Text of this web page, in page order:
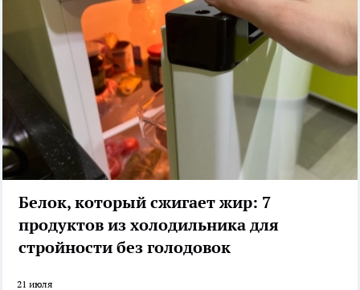
Белок, который сжигает жир: 7
продуктов из холодильника для
стройности без голодовок
21 июля